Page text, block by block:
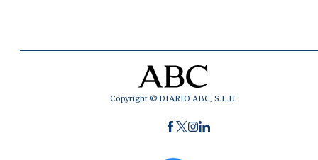
Copyright © DIARIO ABC, S.L.U.